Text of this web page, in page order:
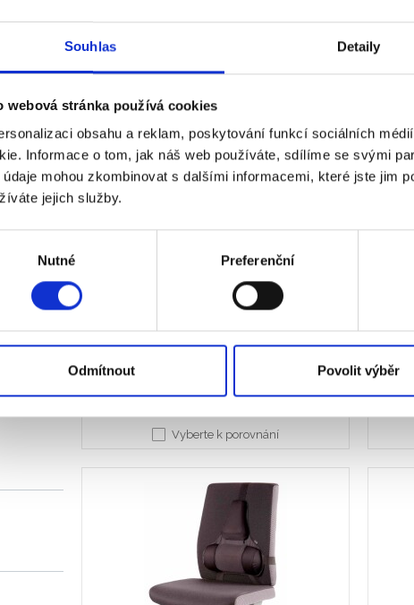
Souhlas Detaily
webová stránka používá cookies
obsahu a reklam, poskytování funkcí sociálních
Informace o tom, jak náš web používáte, sdílíme se svými
údaje mohou zkombinovat s dalšími informacemi, které jste jim
jejich služby.
Nutné Preferenční
Odmítnout Povolit výběr
Opěrka na nohy Hana™ LT
Bezproblémové nastavení opěrky na nohy s
Vyberte k porovnání